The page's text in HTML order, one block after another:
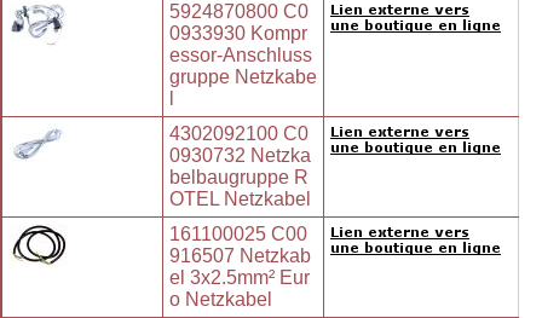
5924870800 C0
0933930 Kompr
essor-Anschluss
gruppe Netzkabe
4302092100 C0
0930732 Netzka
belbaugruppe R
OTEL Netzkabel
161100025 C00
916507 Netzkab
el 3x2.5mm² Eur
o Netzkabel